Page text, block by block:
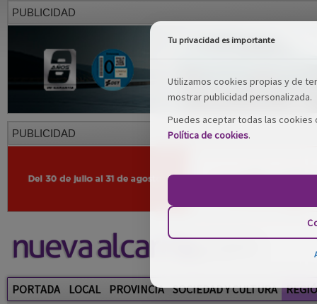
PUBLICIDAD
PUBLICIDAD
PORTADA LOCAL PROVINCIA SOCIEDAD Y CULTURA
Restaurantes Viajes Salud y Belleza
PUBLICIDAD
Tu privacidad es importante
Utilizamos cookies propias y de
mostrar publicidad personalizada.
Puedes aceptar todas las
Política de cookies.